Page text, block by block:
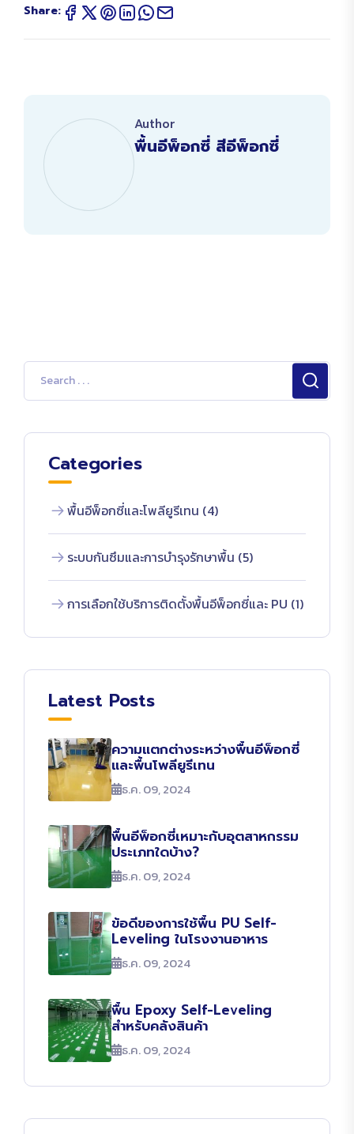
Share:
Author
พื้นอีพ็อกซี่ สีอีพ็อกซี่
Categories
พื้นอีพ็อกซี่และโพลียูรีเทน (4)
ระบบกันซึมและการบำรุงรักษาพื้น (5)
การเลือกใช้บริการติดตั้งพื้นอีพ็อกซี่และ PU (1)
Latest Posts
ความแตกต่างระหว่างพื้นอีพ็อกซี่
และพื้นโพลียูรีเทน
ธ.ค. 09, 2024
พื้นอีพ็อกซี่เหมาะกับอุตสาหกรรม
ประเภทใดบ้าง?
ธ.ค. 09, 2024
ข้อดีของการใช้พื้น PU Self-
Leveling ในโรงงานอาหาร
ธ.ค. 09, 2024
พื้น Epoxy Self-Leveling
สำหรับคลังสินค้า
ธ.ค. 09, 2024